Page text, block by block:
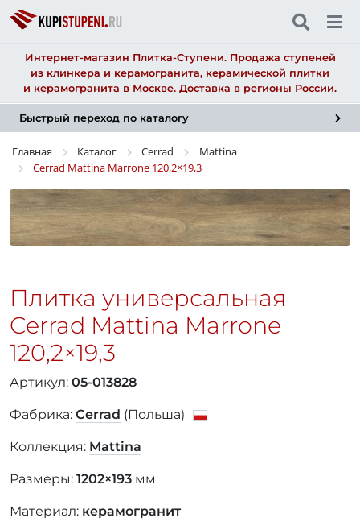
Интернет-магазин Плитка-Ступени. Продажа ступеней
из клинкера и керамогранита, керамической плитки
и керамогранита в Москве. Доставка в регионы России.
Быстрый переход по каталогу
Главная Каталог Cerrad
Mattina
Cerrad Mattina Marrone 120,2×19,3
Плитка универсальная
Cerrad Mattina Marrone
120,2×19,3
Артикул: 05-013828
Фабрика: Cerrad (Польша)
Коллекция: Mattina
Размеры: 1202×193 мм
Материал: керамогранит